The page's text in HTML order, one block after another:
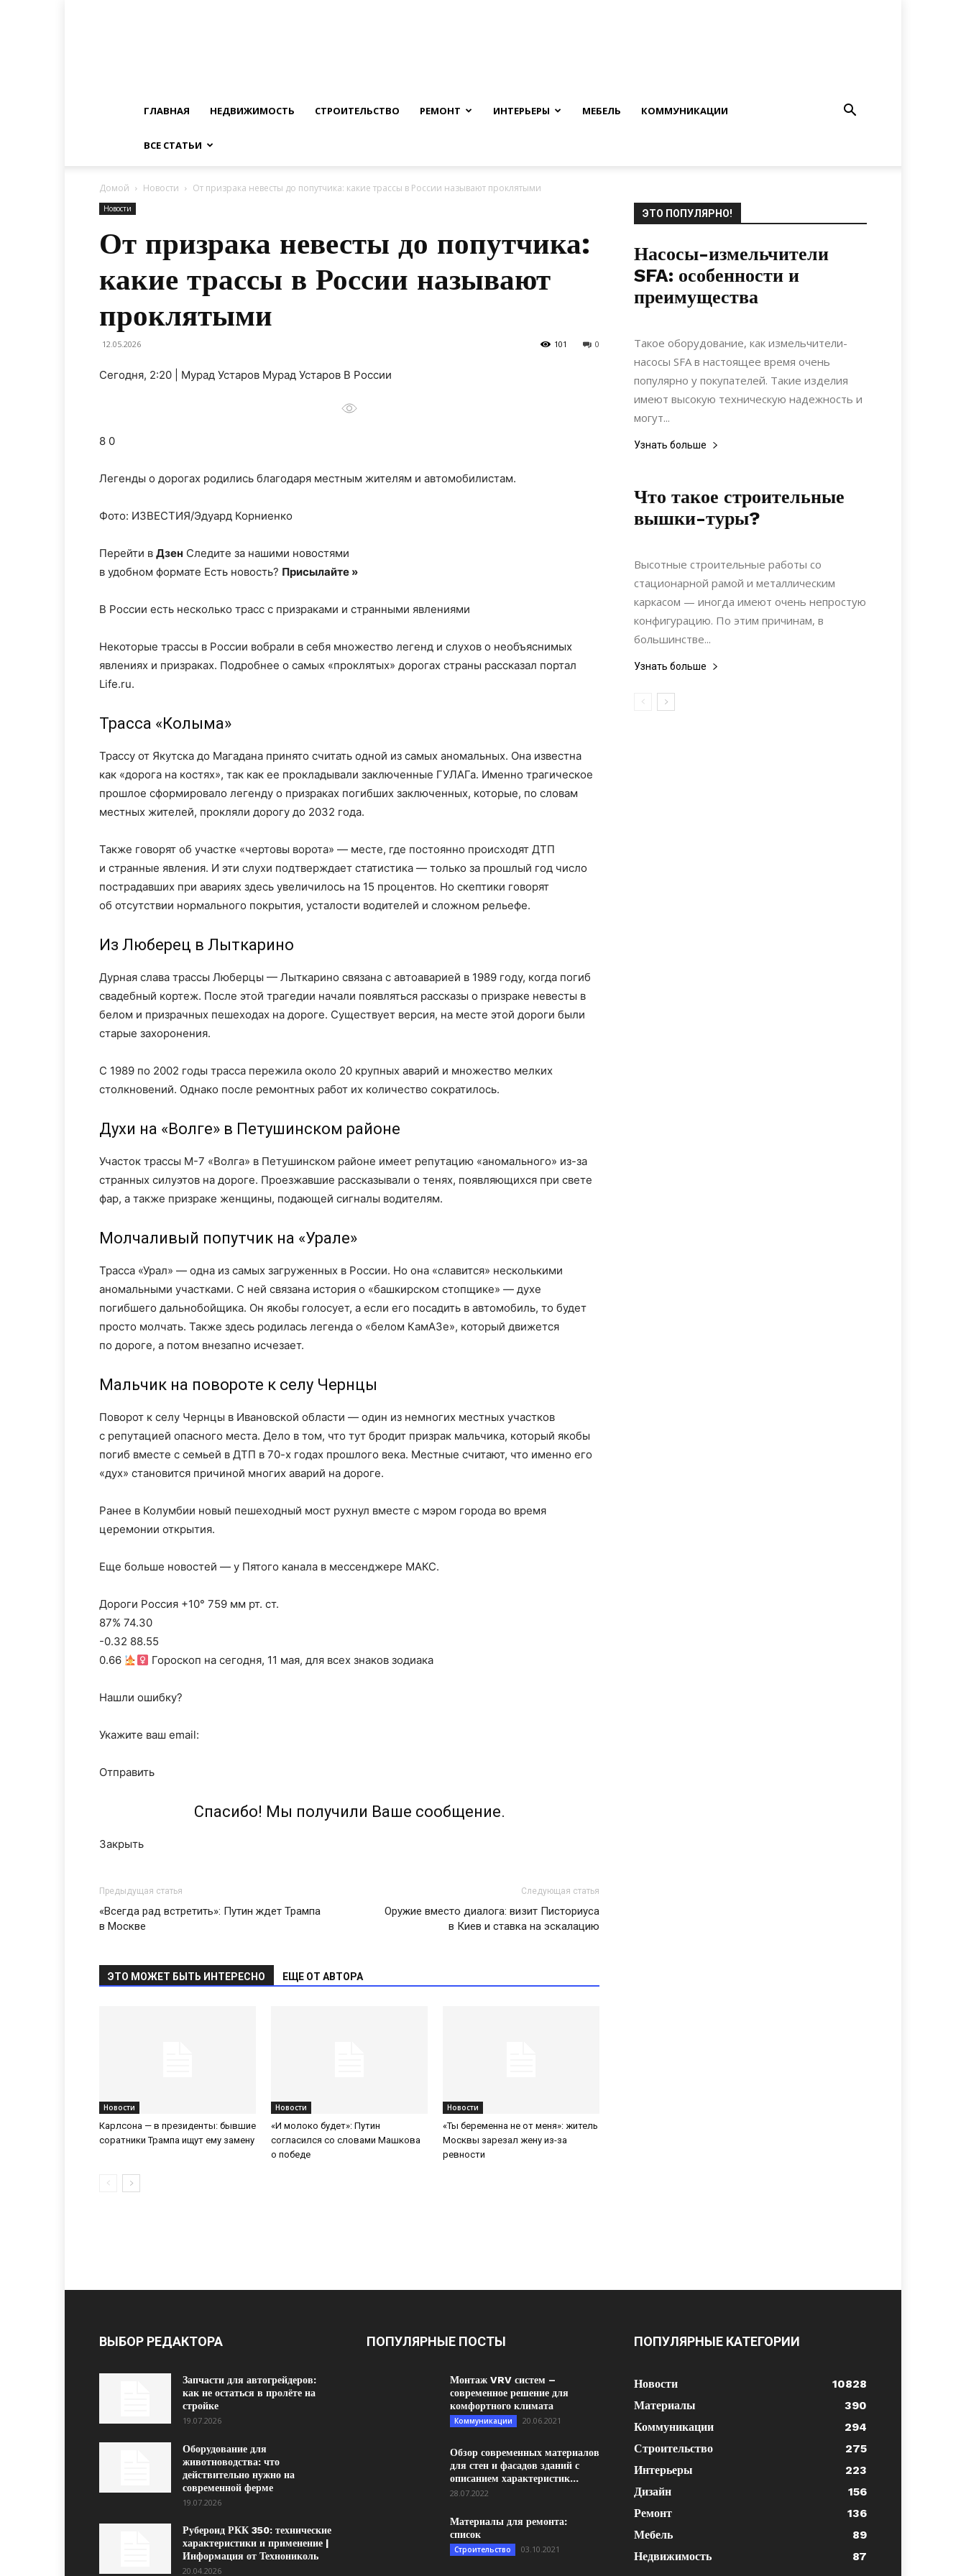
ГЛАВНАЯ НЕДВИЖИМОСТЬ СТРОИТЕЛЬСТВО РЕМОНТ ИНТЕРЬЕРЫ МЕБЕЛЬ КОММУНИКАЦИИ
ВСЕ СТАТЬИ
Домой Новости От призрака невесты до попутчика: какие трассы в России называют проклятыми
Новости
От призрака невесты до попутчика:
какие трассы в России называют
проклятыми
12.05.2026 0
101
Сегодня, 2:20 | Мурад Устаров Мурад Устаров В России
8 0
Легенды о дорогах родились благодаря местным жителям и автомобилистам.
Фото: ИЗВЕСТИЯ/Эдуард Корниенко
Перейти в Дзен Следите за нашими новостями
в удобном формате Есть новость? Присылайте »
В России есть несколько трасс с призраками и странными явлениями
Некоторые трассы в России вобрали в себя множество легенд и слухов о необъяснимых
явлениях и призраках. Подробнее о самых «проклятых» дорогах страны рассказал портал
Life.ru.
Трасса «Колыма»
Трассу от Якутска до Магадана принято считать одной из самых аномальных. Она известна
как «дорога на костях», так как ее прокладывали заключенные ГУЛАГа. Именно трагическое
прошлое сформировало легенду о призраках погибших заключенных, которые, по словам
местных жителей, прокляли дорогу до 2032 года.
Также говорят об участке «чертовы ворота» — месте, где постоянно происходят ДТП
и странные явления. И эти слухи подтверждает статистика — только за прошлый год число
пострадавших при авариях здесь увеличилось на 15 процентов. Но скептики говорят
об отсутствии нормального покрытия, усталости водителей и сложном рельефе.
Из Люберец в Лыткарино
Дурная слава трассы Люберцы — Лыткарино связана с автоаварией в 1989 году, когда погиб
свадебный кортеж. После этой трагедии начали появляться рассказы о призраке невесты в
белом и призрачных пешеходах на дороге. Существует версия, на месте этой дороги были
старые захоронения.
С 1989 по 2002 годы трасса пережила около 20 крупных аварий и множество мелких
столкновений. Однако после ремонтных работ их количество сократилось.
Духи на «Волге» в Петушинском районе
Участок трассы М-7 «Волга» в Петушинском районе имеет репутацию «аномального» из-за
странных силуэтов на дороге. Проезжавшие рассказывали о тенях, появляющихся при свете
фар, а также призраке женщины, подающей сигналы водителям.
Молчаливый попутчик на «Урале»
Трасса «Урал» — одна из самых загруженных в России. Но она «славится» несколькими
аномальными участками. С ней связана история о «башкирском стопщике» — духе
погибшего дальнобойщика. Он якобы голосует, а если его посадить в автомобиль, то будет
просто молчать. Также здесь родилась легенда о «белом КамАЗе», который движется
по дороге, а потом внезапно исчезает.
Мальчик на повороте к селу Чернцы
Поворот к селу Чернцы в Ивановской области — один из немногих местных участков
с репутацией опасного места. Дело в том, что тут бродит призрак мальчика, который якобы
погиб вместе с семьей в ДТП в 70-х годах прошлого века. Местные считают, что именно его
«дух» становится причиной многих аварий на дороге.
Ранее в Колумбии новый пешеходный мост рухнул вместе с мэром города во время
церемонии открытия.
Еще больше новостей — у Пятого канала в мессенджере МАКС.
Дороги Россия +10° 759 мм рт. ст.
87% 74.30
-0.32 88.55
0.66
Гороскоп на сегодня, 11 мая, для всех знаков зодиака
Нашли ошибку?
Укажите ваш email:
Отправить
Спасибо! Мы получили Ваше сообщение.
Закрыть
Предыдущая статья
«Всегда рад встретить»: Путин ждет Трампа
в Москве
Следующая статья
Оружие вместо диалога: визит Писториуса
в Киев и ставка на эскалацию
ЭТО МОЖЕТ БЫТЬ ИНТЕРЕСНО ЕЩЕ ОТ АВТОРА
Новости
Карлсона — в президенты: бывшие
соратники Трампа ищут ему замену
Новости
«И молоко будет»: Путин
согласился со словами Машкова
о победе
Новости
«Ты беременна не от меня»: житель
Москвы зарезал жену из-за
ревности
ЭТО ПОПУЛЯРНО!
Насосы-измельчители
SFA: особенности и
преимущества
14.10.2021
Такое оборудование, как измельчители-
насосы SFA в настоящее время очень
популярно у покупателей. Такие изделия
имеют высокую техническую надежность и
могут...
Узнать больше
Что такое строительные
вышки-туры?
05.10.2021
Высотные строительные работы со
стационарной рамой и металлическим
каркасом — иногда имеют очень непростую
конфигурацию. По этим причинам, в
большинстве...
Узнать больше
ВЫБОР РЕДАКТОРА
Запчасти для автогрейдеров:
как не остаться в пролёте на
стройке
19.07.2026
Оборудование для
животноводства: что
действительно нужно на
современной ферме
19.07.2026
Рубероид РКК 350: технические
характеристики и применение |
Информация от Технониколь
20.04.2026
ПОПУЛЯРНЫЕ ПОСТЫ
Монтаж VRV систем –
современное решение для
комфортного климата
Коммуникации 20.06.2021
Обзор современных материалов
для стен и фасадов зданий с
описанием характеристик...
28.07.2022
Материалы для ремонта:
список
Строительство 03.10.2021
ПОПУЛЯРНЫЕ КАТЕГОРИИ
Новости
10828
Материалы
390
Коммуникации
294
Строительство
275
Интерьеры
223
Дизайн
156
Ремонт
136
Мебель
89
Недвижимость
87